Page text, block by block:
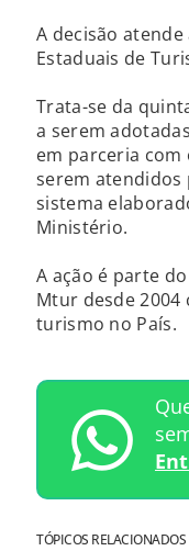
A decisão
Estaduais de
Trata-se da
a serem
em parceria
serem
sistema
Ministério.
A ação é parte
Mtur desde
turismo no País.
TÓPICOS RELACIONADOS